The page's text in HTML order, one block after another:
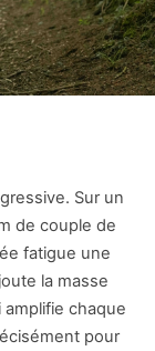
Sur un
de couple de
fatigue une
la masse
chaque
pour